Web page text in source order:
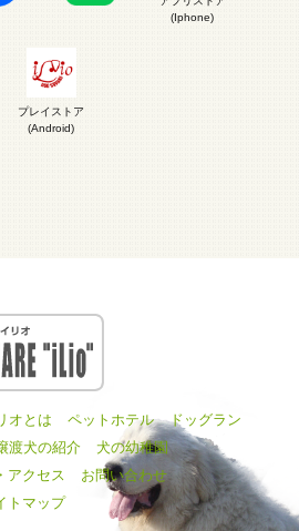
(Iphone)
プレイストア
(Android)
オとは ペットホテル
ドッグラン
渡犬の紹介
犬の幼稚園
アクセス
お問い合わせ
トマップ